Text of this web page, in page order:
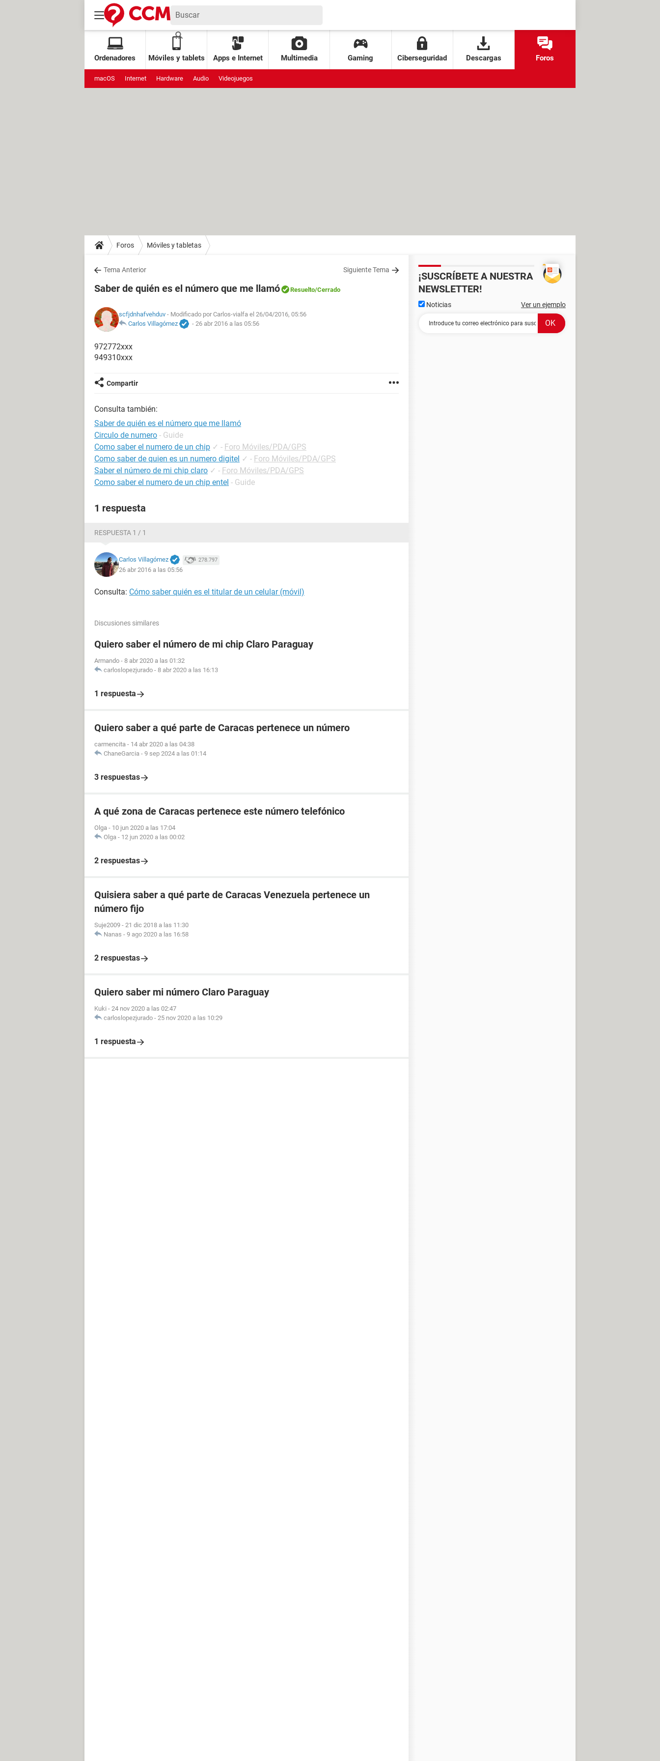
Ordenadores Móviles y tablets Apps e Internet Multimedia Gaming Ciberseguridad Descargas Foros
macOS Internet Hardware Audio Videojuegos
Foros Móviles y tabletas
Tema Anterior Siguiente Tema
Saber de quién es el número que me llamó Resuelto/Cerrado
scfjdnhafvehduv - Modificado por Carlos-vialfa el 26/04/2016, 05:56
Carlos Villagómez
- 26 abr 2016 a las 05:56
972772xxx
949310xxx
Compartir
Consulta también:
Saber de quién es el número que me llamó
Circulo de numero - Guide
Como saber el numero de un chip ✓ - Foro Móviles/PDA/GPS
Como saber de quien es un numero digitel ✓ - Foro Móviles/PDA/GPS
Saber el número de mi chip claro ✓ - Foro Móviles/PDA/GPS
Como saber el numero de un chip entel - Guide
1 respuesta
RESPUESTA 1 / 1
Carlos Villagómez 278.797
26 abr 2016 a las 05:56
Consulta: Cómo saber quién es el titular de un celular (móvil)
Discusiones similares
Quiero saber el número de mi chip Claro Paraguay
Armando - 8 abr 2020 a las 01:32
carloslopezjurado - 8 abr 2020 a las 16:13
1 respuesta
Quiero saber a qué parte de Caracas pertenece un número
carmencita - 14 abr 2020 a las 04:38
ChaneGarcia - 9 sep 2024 a las 01:14
3 respuestas
A qué zona de Caracas pertenece este número telefónico
Olga - 10 jun 2020 a las 17:04
Olga - 12 jun 2020 a las 00:02
2 respuestas
Quisiera saber a qué parte de Caracas Venezuela pertenece un
número fijo
Suje2009 - 21 dic 2018 a las 11:30
Nanas - 9 ago 2020 a las 16:58
2 respuestas
Quiero saber mi número Claro Paraguay
Kuki - 24 nov 2020 a las 02:47
carloslopezjurado - 25 nov 2020 a las 10:29
1 respuesta
¡SUSCRÍBETE A NUESTRA
NEWSLETTER!
Noticias Ver un ejemplo